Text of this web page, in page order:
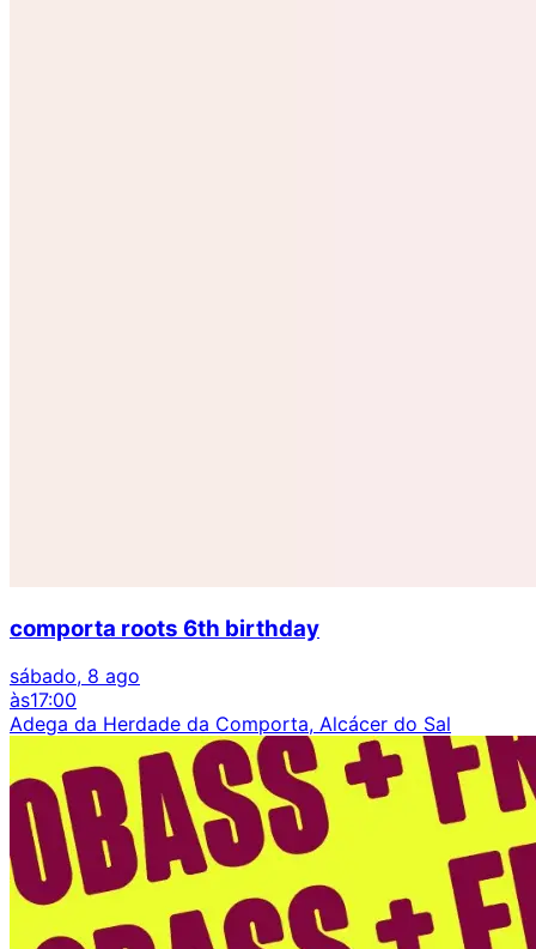
comporta roots 6th birthday
sábado, 8 ago
às17:00
Adega da Herdade da Comporta, Alcácer do Sal